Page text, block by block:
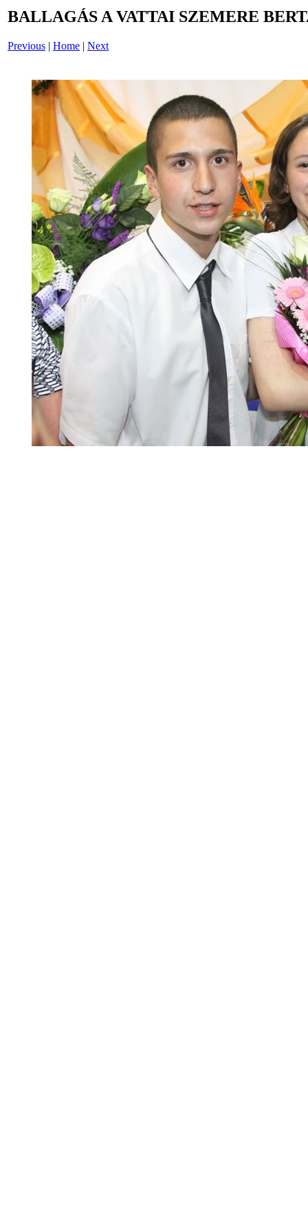
BALLAGÁS A VATTAI SZEMERE
Previous | Home | Next